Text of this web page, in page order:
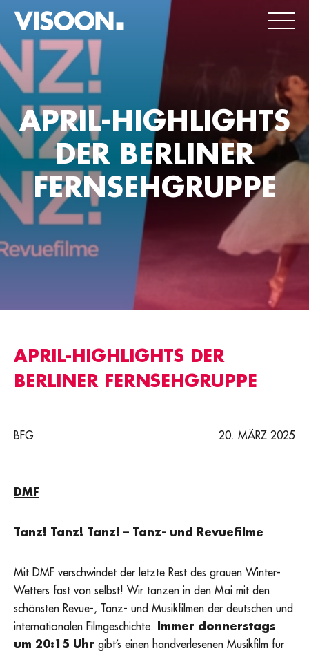
APRIL-HIGHLIGHTS
DER BERLINER
FERNSEHGRUPPE
APRIL-HIGHLIGHTS DER
BERLINER FERNSEHGRUPPE
BFG 20. MÄRZ 2025
DMF
Tanz! Tanz! Tanz! – Tanz- und Revuefilme
Mit DMF verschwindet der letzte Rest des grauen Winter-
Wetters fast von selbst! Wir tanzen in den Mai mit den
schönsten Revue-, Tanz- und Musikfilmen der deutschen und
internationalen Filmgeschichte.
Immer donnerstags
um 20:15 Uhr gibt’s einen handverlesenen Musikfilm für